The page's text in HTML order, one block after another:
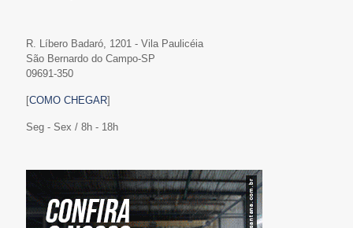
R. Líbero Badaró, 1201 - Vila Paulicéia
São Bernardo do Campo-SP
09691-350
[COMO CHEGAR]
Seg - Sex / 8h - 18h